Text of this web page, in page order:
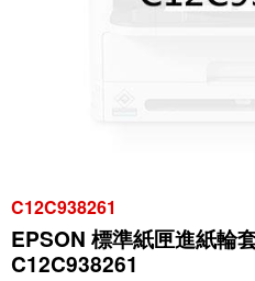
C12C938261
EPSON 標準紙匣進紙輪
C12C938261